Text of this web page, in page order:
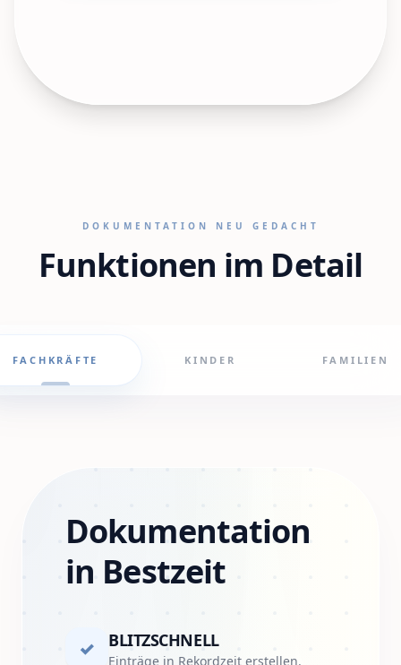
DOKUMENTATION NEU GEDACHT
Funktionen im Detail
FACHKRÄFTE KINDER FAMILIEN
Dokumentation
in Bestzeit
✓ BLITZSCHNELL
Einträge in Rekordzeit erstellen.